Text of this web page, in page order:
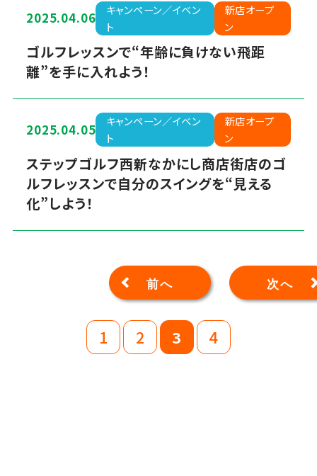
2025.04.06
キャンペーン／イベン
ト
新店オープ
ン
ゴルフレッスンで“年齢に負けない飛距
離”を手に入れよう！
2025.04.05
キャンペーン／イベン
ト
新店オープ
ン
ステップゴルフ西新なかにし商店街店のゴ
ルフレッスンで自分のスイングを“見える
化”しよう！
前へ
1 2 3 4
次へ